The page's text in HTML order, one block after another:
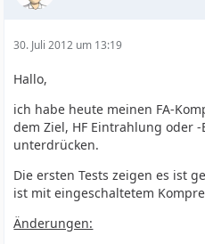
30. Juli 2012 um 13:19
Hallo,
ich habe heute meinen FA-
dem Ziel, HF Eintrahlung oder
unterdrücken.
Die ersten Tests zeigen es ist
ist mit eingeschaltetem
Änderungen: